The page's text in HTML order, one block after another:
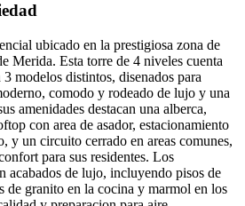
ubicado en la prestigiosa zona de
Merida. Esta torre de 4 niveles cuenta
modelos distintos, disenados para
comodo y rodeado de lujo y una
amenidades destacan una alberca,
con area de asador, estacionamiento
y un circuito cerrado en areas comunes,
para sus residentes. Los
acabados de lujo, incluyendo pisos de
de granito en la cocina y marmol en los